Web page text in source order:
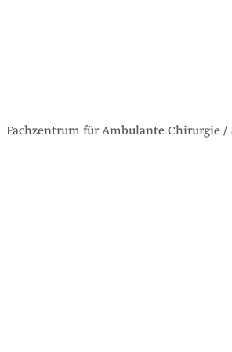
Fachzentrum für Ambulante Chirurgie /